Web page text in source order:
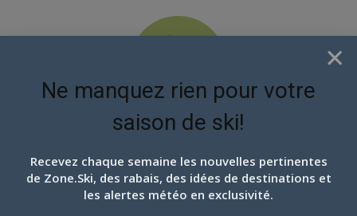
EN ATTENDANT LES
×
Ne manquez rien pour votre
saison de ski!
Recevez chaque semaine les nouvelles pertinentes
de Zone.Ski, des rabais, des idées de destinations et
les alertes météo en exclusivité.